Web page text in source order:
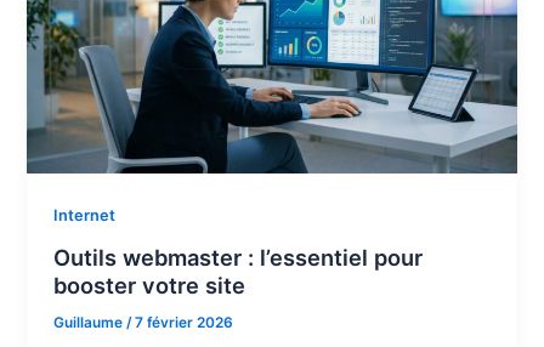
clients
en
ligne
grâce
aux
bonnes
digitales
Internet
Outils webmaster : l’essentiel pour
booster votre site
Guillaume /7 février 2026